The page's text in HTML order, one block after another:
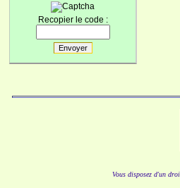
Recopier le code :
Vous disposez d'un